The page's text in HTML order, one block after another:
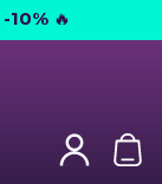
-10% 🔥